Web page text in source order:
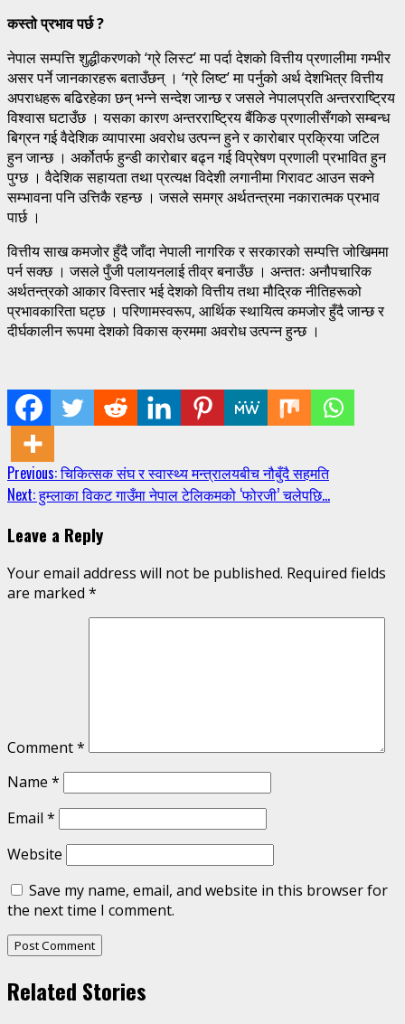
कस्तो प्रभाव पर्छ ?
नेपाल सम्पत्ति शुद्धीकरणको ‘ग्रे लिस्ट’ मा पर्दा देशको वित्तीय प्रणालीमा गम्भीर
असर पर्ने जानकारहरू बताउँछन् । ‘ग्रे लिष्ट’ मा पर्नुको अर्थ देशभित्र वित्तीय
अपराधहरू बढिरहेका छन् भन्ने सन्देश जान्छ र जसले नेपालप्रति अन्तरराष्ट्रिय
विश्वास घटाउँछ । यसका कारण अन्तरराष्ट्रिय बैंकिङ प्रणालीसँगको सम्बन्ध
बिग्रन गई वैदेशिक व्यापारमा अवरोध उत्पन्न हुने र कारोबार प्रक्रिया जटिल
हुन जान्छ । अर्कोतर्फ हुन्डी कारोबार बढ्न गई विप्रेषण प्रणाली प्रभावित हुन
पुग्छ । वैदेशिक सहायता तथा प्रत्यक्ष विदेशी लगानीमा गिरावट आउन सक्ने
सम्भावना पनि उत्तिकै रहन्छ । जसले समग्र अर्थतन्त्रमा नकारात्मक प्रभाव
पार्छ ।
वित्तीय साख कमजोर हुँदै जाँदा नेपाली नागरिक र सरकारको सम्पत्ति जोखिममा
पर्न सक्छ । जसले पुँजी पलायनलाई तीव्र बनाउँछ । अन्ततः अनौपचारिक
अर्थतन्त्रको आकार विस्तार भई देशको वित्तीय तथा मौद्रिक नीतिहरूको
प्रभावकारिता घट्छ । परिणामस्वरूप, आर्थिक स्थायित्व कमजोर हुँदै जान्छ र
दीर्घकालीन रूपमा देशको विकास क्रममा अवरोध उत्पन्न हुन्छ ।
Continue
Reading
Previous:चिकित्सक संघ र स्वास्थ्य मन्त्रालयबीच नौबुँदै सहमति
Next:हुम्लाका विकट गाउँमा नेपाल टेलिकमको ‘फोरजी’ चलेपछि…
Leave a Reply
Your email address will not be published. Required fields
are marked *
Comment*
Name *
Email *
Website
Save my name, email, and website in this browser for
the next time I comment.
Related Stories